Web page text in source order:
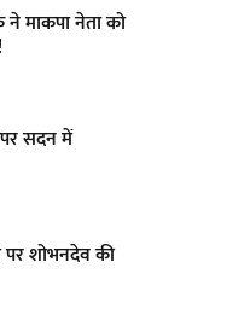
माकपा नेता को
सदन में
पर शोभनदेव की